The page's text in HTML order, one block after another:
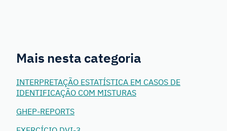
Mais nesta categoria
INTERPRETAÇÃO ESTATÍSTICA EM CASOS DE
IDENTIFICAÇÃO COM MISTURAS
GHEP-REPORTS